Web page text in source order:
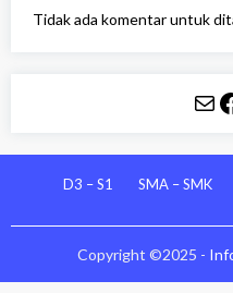
Tidak ada komentar untuk
Mail Facebook
D3 – S1 SMA – SMK
Copyright ©2025 -